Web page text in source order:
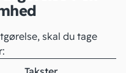
skal du tage